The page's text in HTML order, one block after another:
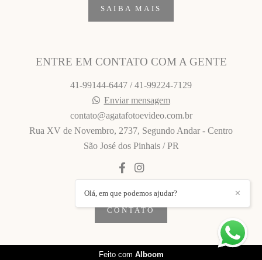
SAIBA MAIS
ENTRE EM CONTATO COM A GENTE
41-99144-6447 / 41-99224-7129
Enviar mensagem
contato@agatafotoevideo.com.br
Rua XV de Novembro, 2737, Segundo Andar - Centro
São José dos Pinhais / PR
CONTATO
✕
Olá, em que podemos ajudar?
Feito com Alboom